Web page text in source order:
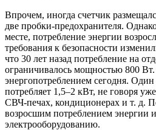
Впрочем, иногда счетчик
две пробки-предохранителя.
месте, потребление энергии
требования к безопасности
что 30 лет назад потребление на
ограничивалось мощностью 800
энергопотреблением сегодня.
потребляет 1,5–2 кВт, не говоря
СВЧ-печах, кондиционерах и т. д.
возросшим потреблением энергии
электрооборудованию.